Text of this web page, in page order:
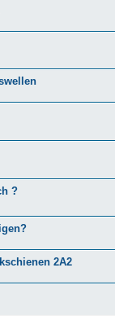
?
2A2